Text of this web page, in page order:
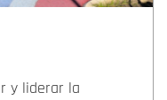
y liderar la